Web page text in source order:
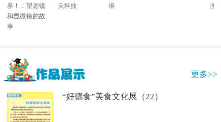
界！：望远镜
和显微镜的故
事
天科技
谁
国
更多>>
“好德食”美食文化展（22）